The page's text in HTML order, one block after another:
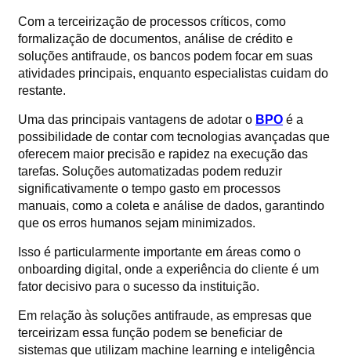
Com a terceirização de processos críticos, como
formalização de documentos, análise de crédito e
soluções antifraude, os bancos podem focar em suas
atividades principais, enquanto especialistas cuidam do
restante.
Uma das principais vantagens de adotar o BPO é a
possibilidade de contar com tecnologias avançadas que
oferecem maior precisão e rapidez na execução das
tarefas. Soluções automatizadas podem reduzir
significativamente o tempo gasto em processos
manuais, como a coleta e análise de dados, garantindo
que os erros humanos sejam minimizados.
Isso é particularmente importante em áreas como o
onboarding digital, onde a experiência do cliente é um
fator decisivo para o sucesso da instituição.
Em relação às soluções antifraude, as empresas que
terceirizam essa função podem se beneficiar de
sistemas que utilizam machine learning e inteligência